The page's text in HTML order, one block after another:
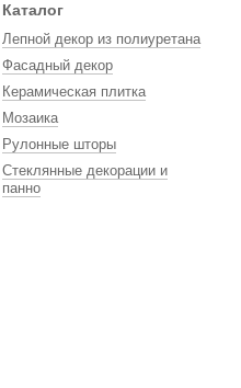
Каталог
Лепной декор из полиуретана
Фасадный декор
Керамическая плитка
Мозаика
Рулонные шторы
Стеклянные декорации и
панно